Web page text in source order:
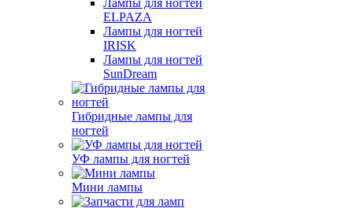
Лампы для ногтей
ELPAZA
Лампы для ногтей
IRISK
Лампы для ногтей
SunDream
Гибридные лампы для
ногтей
УФ лампы для ногтей
Мини лампы